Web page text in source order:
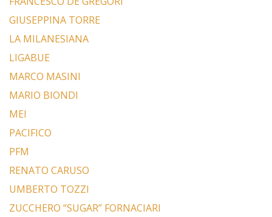
GIUSEPPINA TORRE
LA MILANESIANA
LIGABUE
MARCO MASINI
MARIO BIONDI
MEI
PACIFICO
PFM
RENATO CARUSO
UMBERTO TOZZI
ZUCCHERO “SUGAR” FORNACIARI